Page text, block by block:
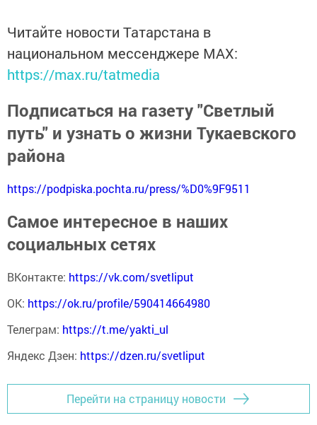
Читайте новости Татарстана в
национальном мессенджере MАХ:
https://max.ru/tatmedia
Подписаться на газету "Светлый
путь" и узнать о жизни Тукаевского
района
https://podpiska.pochta.ru/press/%D0%9F9511
Самое интересное в наших
социальных сетях
ВКонтакте: https://vk.com/svetliput
ОК: https://ok.ru/profile/590414664980
Телеграм: https://t.me/yakti_ul
Яндекс Дзен: https://dzen.ru/svetliput
Перейти на страницу новости